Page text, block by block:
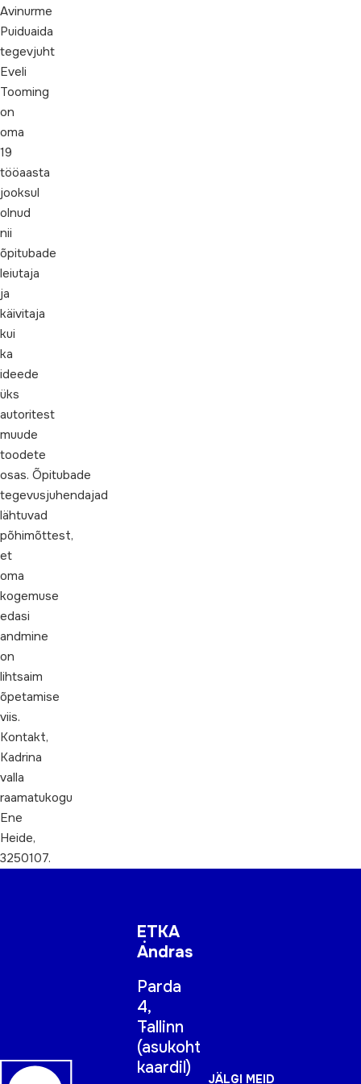
Avinurme
Puiduaida
tegevjuht
Eveli
Tooming
on
oma
19
tööaasta
jooksul
olnud
nii
õpitubade
leiutaja
ja
käivitaja
kui
ka
ideede
üks
autoritest
muude
toodete
osas. Õpitubade
tegevusjuhendajad
lähtuvad
põhimõttest,
et
oma
kogemuse
edasi
andmine
on
lihtsaim
õpetamise
viis.
Kontakt,
Kadrina
valla
raamatukogu
Ene
Heide,
3250107.
ETKA
Andras
Parda
4,
Tallinn
(asukoht
kaardil)
JÄLGI MEID